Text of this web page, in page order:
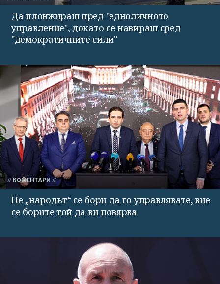
Да плонжираш пред "едноличното
управление", докато се навираш сред
"демократичните сили"
КОМЕНТАРИ
Не „народът“ се бори да го управлявате, вие
се борите той да ви повярва